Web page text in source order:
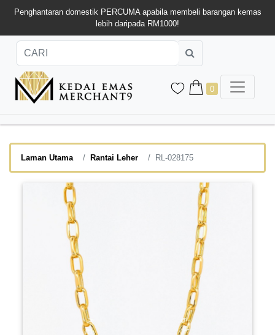
Penghantaran domestik PERCUMA apabila membeli barangan kemas
lebih daripada RM1000!
0
Laman Utama Rantai Leher RL-028175